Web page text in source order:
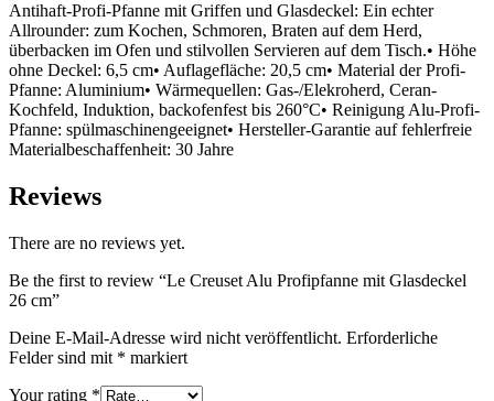
Antihaft-Profi-Pfanne mit Griffen und Glasdeckel: Ein echter
Allrounder: zum Kochen, Schmoren, Braten auf dem Herd,
überbacken im Ofen und stilvollen Servieren auf dem Tisch.• Höhe
ohne Deckel: 6,5 cm• Auflagefläche: 20,5 cm• Material der Profi-
Pfanne: Aluminium• Wärmequellen: Gas-/Elekroherd, Ceran-
Kochfeld, Induktion, backofenfest bis 260°C• Reinigung Alu-Profi-
Pfanne: spülmaschinengeeignet• Hersteller-Garantie auf fehlerfreie
Materialbeschaffenheit: 30 Jahre
Reviews
There are no reviews yet.
Be the first to review “Le Creuset Alu Profipfanne mit Glasdeckel
26 cm”
Deine E-Mail-Adresse wird nicht veröffentlicht. Erforderliche
Felder sind mit * markiert
Your rating *